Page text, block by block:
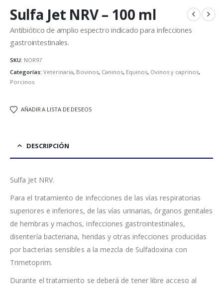
Sulfa Jet NRV – 100 ml
Antibiótico de amplio espectro indicado para infecciones
gastrointestinales.
SKU: NOR97
Categorías: Veterinaria, Bovinos, Caninos, Equinos, Ovinos y caprinos,
Porcinos
AÑADIR A LISTA DE DESEOS
DESCRIPCIÓN
Sulfa Jet NRV.
Para el tratamiento de infecciones de las vías respiratorias
superiores e inferiores, de las vías urinarias, órganos genitales
de hembras y machos, infecciones gastrointestinales,
disentería bacteriana, heridas y otras infecciones producidas
por bacterias sensibles a la mezcla de Sulfadoxina con
Trimetoprim.
Durante el tratamiento se deberá de tener libre acceso al